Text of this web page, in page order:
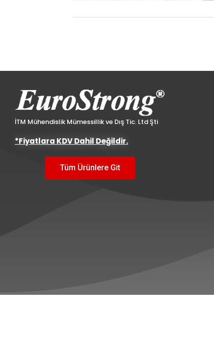
İTM Mühendislik Mümessillik ve Dış Tic. Ltd Şti
*Fiyatlara KDV Dahil Değildir.
Tüm Ürünlere Git